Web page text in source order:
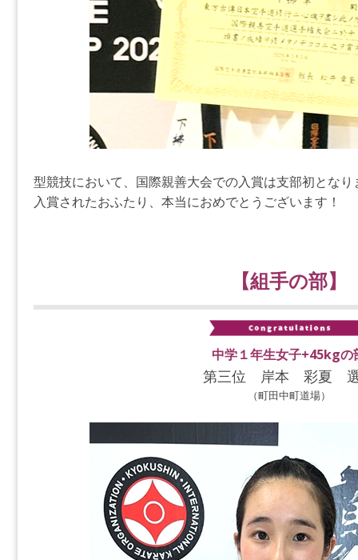
型競技において、国際親善大会での入賞は支部初となり
入賞されたおふたり、本当におめでとうございます！
【組手の部】
中学１年生女子+45kgの
第三位 岸本 彩夏
（町田中町道場）